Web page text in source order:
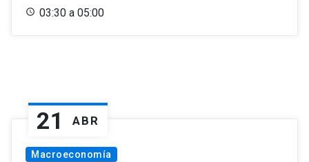
03:30 a 05:00
21 ABR
Macroeconomía